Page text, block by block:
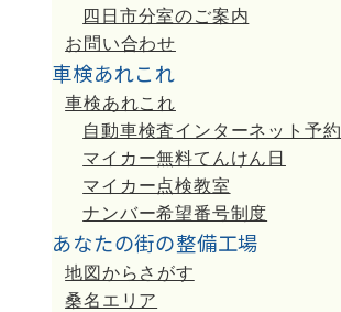
四日市分室のご案内
お問い合わせ
車検あれこれ
車検あれこれ
自動車検査インターネット予約
マイカー無料てんけん日
マイカー点検教室
ナンバー希望番号制度
あなたの街の整備工場
地図からさがす
桑名エリア